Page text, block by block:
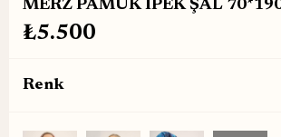
MERZ PAMUK İPEK ŞAL
₺5.500
Renk